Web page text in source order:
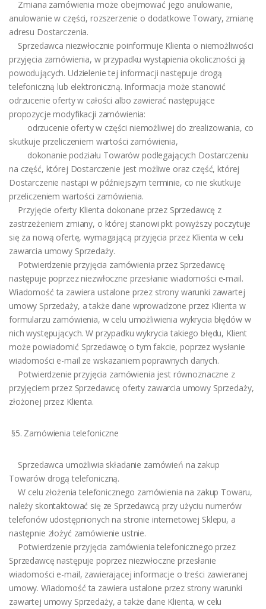
Zmiana zamówienia może obejmować jego anulowanie,
anulowanie w części, rozszerzenie o dodatkowe Towary, zmianę
adresu Dostarczenia.
Sprzedawca niezwłocznie poinformuje Klienta o niemożliwości
przyjęcia zamówienia, w przypadku wystąpienia okoliczności ją
powodujących. Udzielenie tej informacji następuje drogą
telefoniczną lub elektroniczną. Informacja może stanowić
odrzucenie oferty w całości albo zawierać następujące
propozycje modyfikacji zamówienia:
odrzucenie oferty w części niemożliwej do zrealizowania, co
skutkuje przeliczeniem wartości zamówienia,
dokonanie podziału Towarów podlegających Dostarczeniu
na część, której Dostarczenie jest możliwe oraz część, której
Dostarczenie nastąpi w późniejszym terminie, co nie skutkuje
przeliczeniem wartości zamówienia.
Przyjęcie oferty Klienta dokonane przez Sprzedawcę z
zastrzeżeniem zmiany, o której stanowi pkt powyższy poczytuje
się za nową ofertę, wymagającą przyjęcia przez Klienta w celu
zawarcia umowy Sprzedaży.
Potwierdzenie przyjęcia zamówienia przez Sprzedawcę
następuje poprzez niezwłoczne przesłanie wiadomości e-mail.
Wiadomość ta zawiera ustalone przez strony warunki zawartej
umowy Sprzedaży, a także dane wprowadzone przez Klienta w
formularzu zamówienia, w celu umożliwienia wykrycia błędów w
nich występujących. W przypadku wykrycia takiego błędu, Klient
może powiadomić Sprzedawcę o tym fakcie, poprzez wysłanie
wiadomości e-mail ze wskazaniem poprawnych danych.
Potwierdzenie przyjęcia zamówienia jest równoznaczne z
przyjęciem przez Sprzedawcę oferty zawarcia umowy Sprzedaży,
złożonej przez Klienta.
§5. Zamówienia telefoniczne
Sprzedawca umożliwia składanie zamówień na zakup
Towarów drogą telefoniczną.
W celu złożenia telefonicznego zamówienia na zakup Towaru,
należy skontaktować się ze Sprzedawcą przy użyciu numerów
telefonów udostępnionych na stronie internetowej Sklepu, a
następnie złożyć zamówienie ustnie.
Potwierdzenie przyjęcia zamówienia telefonicznego przez
Sprzedawcę następuje poprzez niezwłoczne przesłanie
wiadomości e-mail, zawierającej informacje o treści zawieranej
umowy. Wiadomość ta zawiera ustalone przez strony warunki
zawartej umowy Sprzedaży, a także dane Klienta, w celu